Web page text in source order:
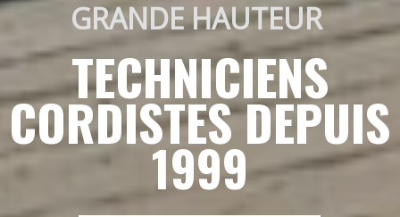
GRANDE HAUTEUR
TECHNICIENS
CORDISTES DEPUIS
1999